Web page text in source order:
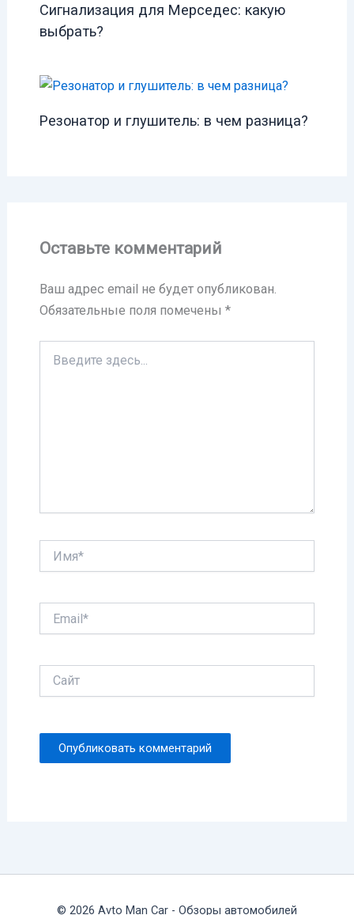
Сигнализация для Мерседес: какую
выбрать?
Резонатор и глушитель: в чем разница?
Оставьте комментарий
Ваш адрес email не будет опубликован.
Обязательные поля помечены *
здесь...
© 2026 Avto Man Car - Обзоры автомобилей